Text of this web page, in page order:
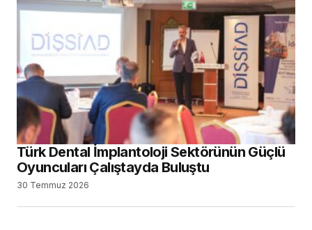
Türk Dental İmplantoloji Sektörünün Güçlü
Oyuncuları Çalıştayda Buluştu
30 Temmuz 2026